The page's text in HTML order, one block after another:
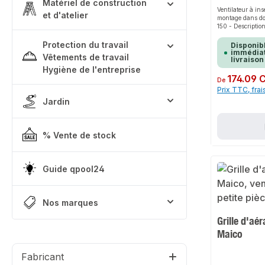
Matériel de construction
et d'atelier
Protection du travail
Vêtements de travail
Hygiène de l'entreprise
Jardin
% Vente de stock
Guide qpool24
Nos marques
Fabricant
Ventilateur à
montage dans
150 -
d'éclairage ou
petite pièce à 1
des locaux
fonctionnement
vitesse
position
dans le WH120 /
encastré.
livraison
Prix régulier :
De 174.09
Prix TTC,
Grille
Maico